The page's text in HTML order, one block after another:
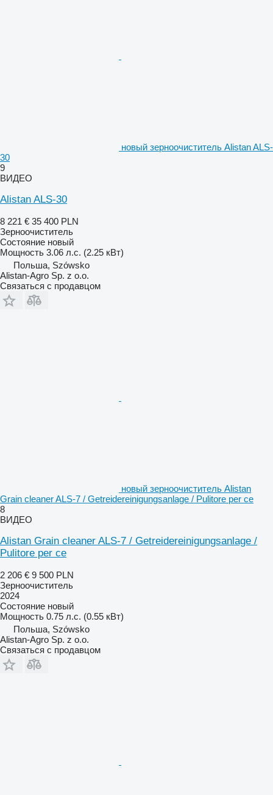
новый зерноочиститель Alistan ALS-
30
9
ВИДЕО
Alistan ALS-30
8 221 € 35 400 PLN
Зерноочиститель
Состояние новый
Мощность 3.06 л.с. (2.25 кВт)
Польша, Szówsko
Alistan-Agro Sp. z o.o.
Связаться с продавцом
новый зерноочиститель Alistan
Grain cleaner ALS-7 / Getreidereinigungsanlage / Pulitore per ce
8
ВИДЕО
Alistan Grain cleaner ALS-7 / Getreidereinigungsanlage /
Pulitore per ce
2 206 € 9 500 PLN
Зерноочиститель
2024
Состояние новый
Мощность 0.75 л.с. (0.55 кВт)
Польша, Szówsko
Alistan-Agro Sp. z o.o.
Связаться с продавцом